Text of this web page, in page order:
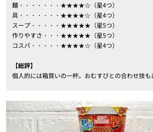
麺・・・・・・・★★★★☆（星4つ）
具・・・・・・・★★★★☆（星4つ）
スープ・・・・・★★★★★（星5つ）
作りやすさ・・・★★★★★（星5つ）
コスパ・・・・・★★★★☆（星4つ）
【総評】
個人的には箱買いの一杯。おむすびとの合わせ技も